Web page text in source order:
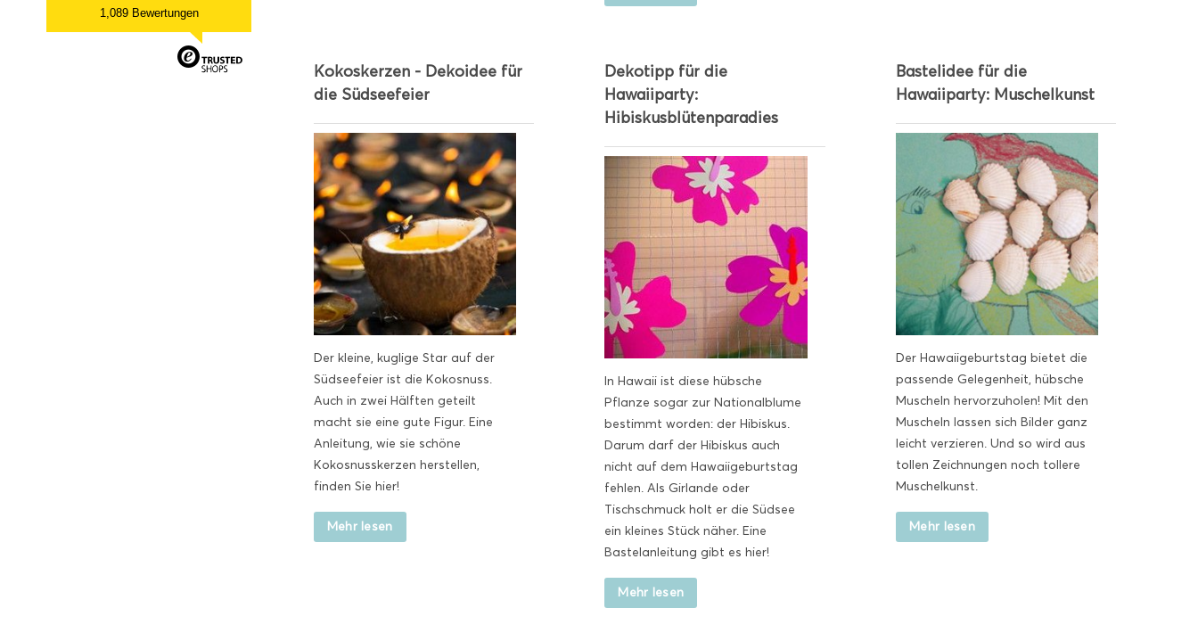
1,089 Bewertungen
Kokoskerzen - Dekoidee für
die Südseefeier
Der kleine, kuglige Star auf der
Südseefeier ist die Kokosnuss.
Auch in zwei Hälften geteilt
macht sie eine gute Figur. Eine
Anleitung, wie sie schöne
Kokosnusskerzen herstellen,
finden Sie hier!
Mehr lesen
Dekotipp für die
Hawaiiparty:
Hibiskusblütenparadies
In Hawaii ist diese hübsche
Pflanze sogar zur Nationalblume
bestimmt worden: der Hibiskus.
Darum darf der Hibiskus auch
nicht auf dem Hawaiigeburtstag
fehlen. Als Girlande oder
Tischschmuck holt er die Südsee
ein kleines Stück näher. Eine
Bastelanleitung gibt es hier!
Mehr lesen
Bastelidee für die
Hawaiiparty: Muschelkunst
Der Hawaiigeburtstag bietet die
passende Gelegenheit, hübsche
Muscheln hervorzuholen! Mit den
Muscheln lassen sich Bilder ganz
leicht verzieren. Und so wird aus
tollen Zeichnungen noch tollere
Muschelkunst.
Mehr lesen